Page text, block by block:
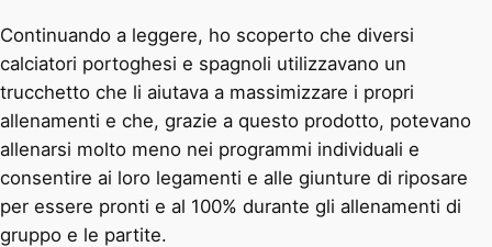
Continuando a leggere, ho scoperto che diversi
calciatori portoghesi e spagnoli utilizzavano un
trucchetto che li aiutava a massimizzare i propri
allenamenti e che, grazie a questo prodotto, potevano
allenarsi molto meno nei programmi individuali e
consentire ai loro legamenti e alle giunture di riposare
per essere pronti e al 100% durante gli allenamenti di
gruppo e le partite.